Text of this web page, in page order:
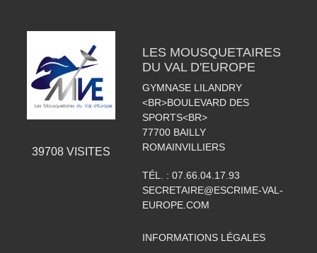
39708VISITES
LES MOUSQUETAIRES
DU VAL D'EUROPE
GYMNASE LILANDRY
<BR>BOULEVARD DES
SPORTS<BR>
77700 BAILLY
ROMAINVILLIERS
TÉL. : 07.66.04.17.93
SECRETAIRE@ESCRIME-VAL-
EUROPE.COM
INFORMATIONS LÉGALES